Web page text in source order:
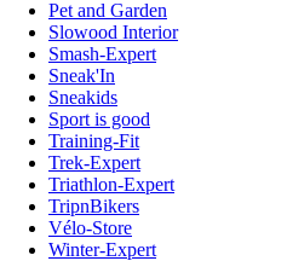
Pet and Garden
Slowood Interior
Smash-Expert
Sneak'In
Sneakids
Sport is good
Training-Fit
Trek-Expert
Triathlon-Expert
TripnBikers
Vélo-Store
Winter-Expert